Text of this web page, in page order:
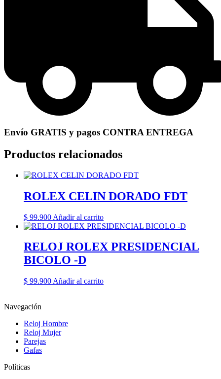
Envío GRATIS y pagos CONTRA ENTREGA
Productos relacionados
ROLEX CELIN DORADO FDT
$ 99.900 Añadir al carrito
RELOJ ROLEX PRESIDENCIAL
BICOLO -D
$ 99.900 Añadir al carrito
Navegación
Reloj Hombre
Reloj Mujer
Parejas
Gafas
Políticas